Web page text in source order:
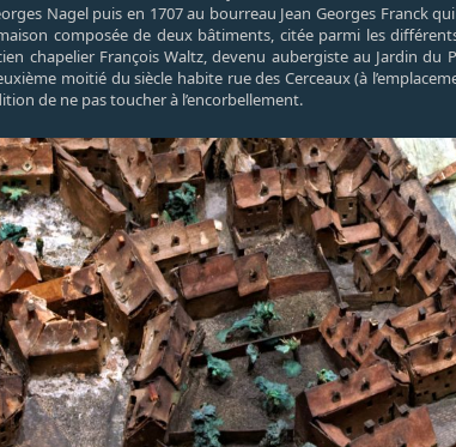
Nagel puis en 1707 au bourreau Jean Georges Franck
composée de deux bâtiments, citée parmi les
chapelier François Waltz, devenu aubergiste au Jardin du
moitié du siècle habite rue des Cerceaux (à
de ne pas toucher à l’encorbellement.